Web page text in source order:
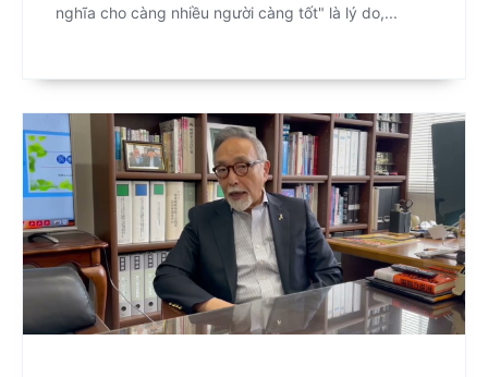
nghĩa cho càng nhiều người càng tốt" là lý do,...